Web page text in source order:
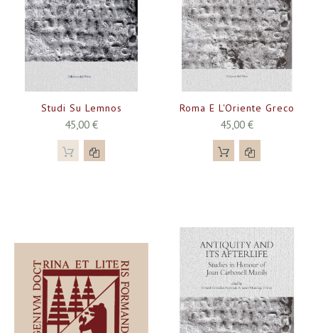
Studi Su Lemnos
45,00 €
Roma E L'Oriente Greco
45,00 €